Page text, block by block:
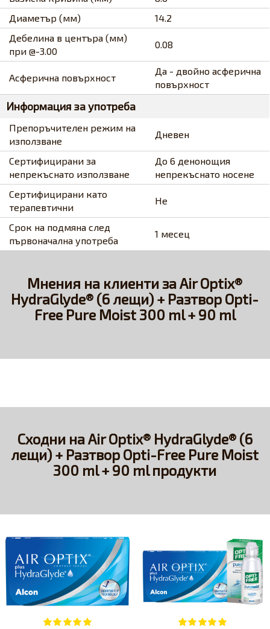
Диаметър (мм)
14.2
Дебелина в центъра (мм)
при @-3.00
0.08
Асферична повърхност
Да - двойно асферична
повърхност
Информация за употреба
Препоръчителен режим на
използване
Дневен
Сертифицирани за
непрекъснато използване
До 6 денонощия
непрекъснато носене
Сертифицирани като
терапевтични
Не
Срок на подмяна след
първоначална употреба
1 месец
Мнения на клиенти за Air Optix®
HydraGlyde® (6 лещи) + Разтвор Opti-
Free Pure Moist 300 ml + 90 ml
Сходни на Air Optix® HydraGlyde® (6
лещи) + Разтвор Opti-Free Pure Moist
300 ml + 90 ml продукти